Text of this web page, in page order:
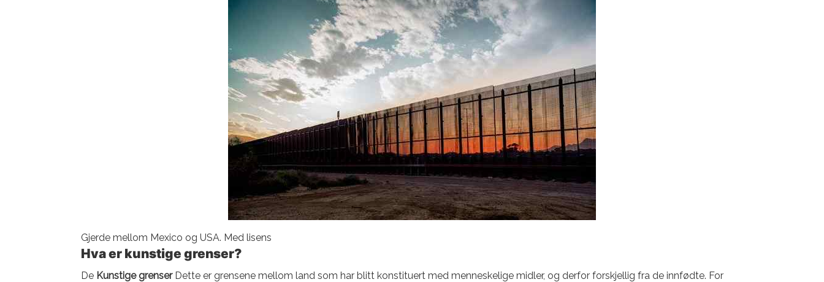
Gjerde mellom Mexico og USA. Med lisens
Hva er kunstige grenser?
De Kunstige grenserDette er grensene mellom land som har blitt konstituert med menneskelige midler, og derfor forskjellig fra de innfødte. For